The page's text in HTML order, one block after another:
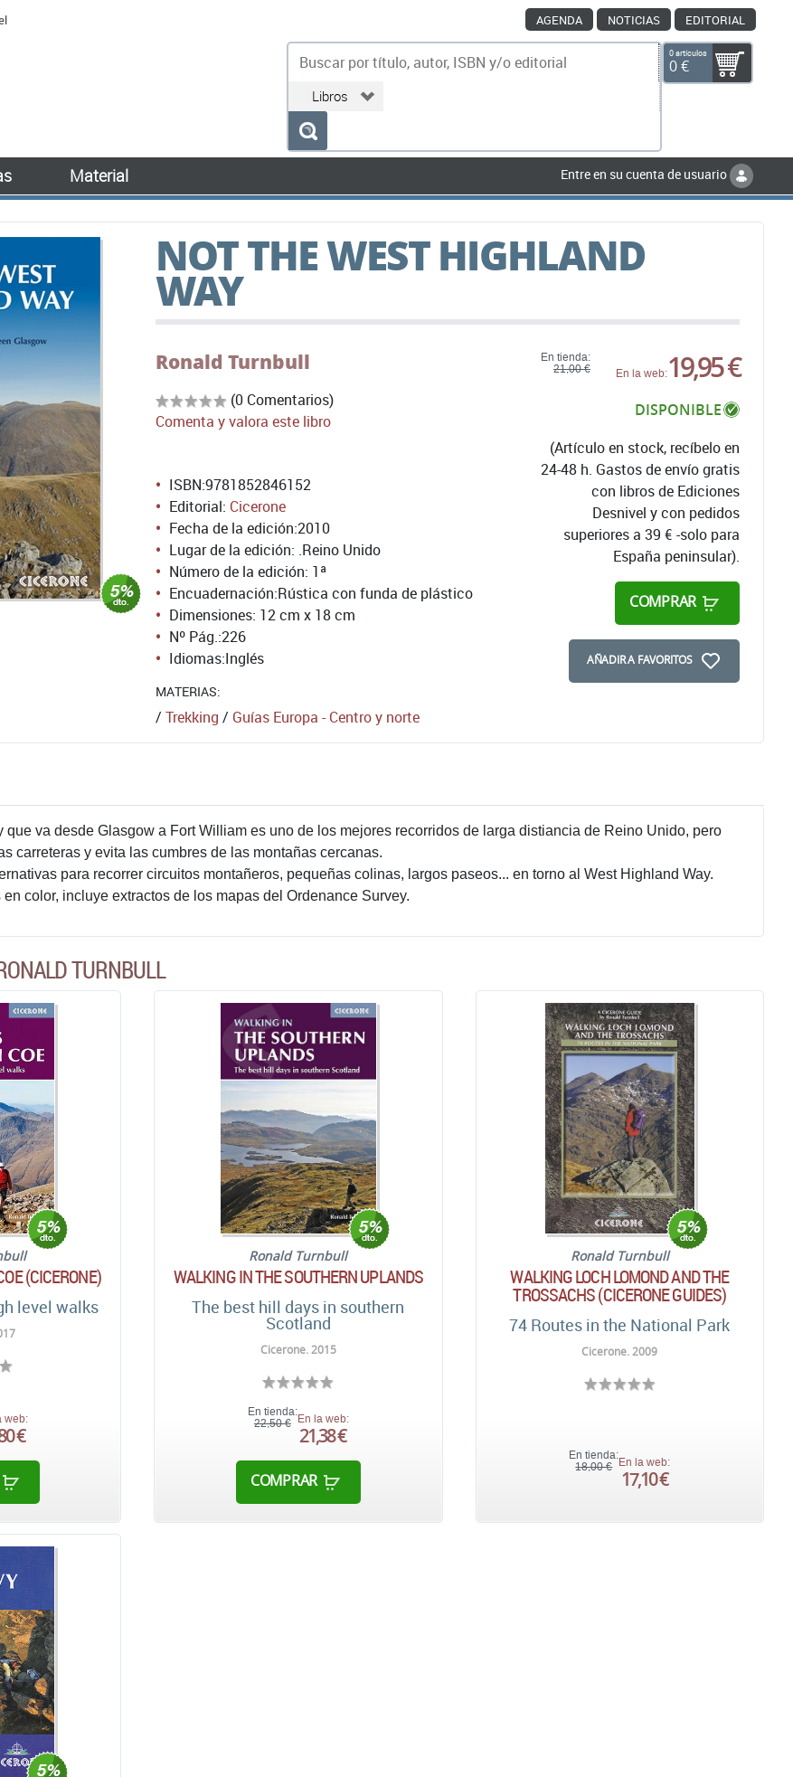
AGENDA NOTICIAS EDITORIAL
0 artículos
0 €
Material Entre en su cuenta de usuario
NOT THE WEST HIGHLAND
WAY
Ronald Turnbull
(0 Comentarios)
Comenta y valora este libro
En tienda:
21,00 €
En la web:19,95 €
DISPONIBLE
(Artículo en stock, recíbelo en
24-48 h. Gastos de envío gratis
con libros de Ediciones
Desnivel y con pedidos
superiores a 39 € -solo para
España peninsular).
COMPRAR
AÑADIR A FAVORITOS
ISBN:9781852846152
Editorial: Cicerone
Fecha de la edición:2010
Lugar de la edición: .Reino Unido
Número de la edición: 1ª
Encuadernación:Rústica con funda de plástico
Dimensiones: 12 cm x 18 cm
Nº Pág.:226
Idiomas:Inglés
MATERIAS:
/ Trekking / Guías Europa - Centro y norte
que va desde Glasgow a Fort William es uno de los mejores recorridos de larga distiancia de Reino Unido, pero
carreteras y evita las cumbres de las montañas cercanas.
para recorrer circuitos montañeros, pequeñas colinas, largos paseos... en torno al West Highland Way.
en color, incluye extractos de los mapas del Ordenance Survey.
TURNBULL
(CICERONE)
level walks
web:
€
Ronald Turnbull
WALKING IN THE SOUTHERN UPLANDS
The best hill days in southern
Scotland
Cicerone. 2015
En tienda:
22,50 € En la web:
21,38 €
COMPRAR
Ronald Turnbull
WALKING LOCH LOMOND AND THE
TROSSACHS (CICERONE GUIDES)
74 Routes in the National Park
Cicerone. 2009
En tienda:
18,00 €
En la web:
17,10 €